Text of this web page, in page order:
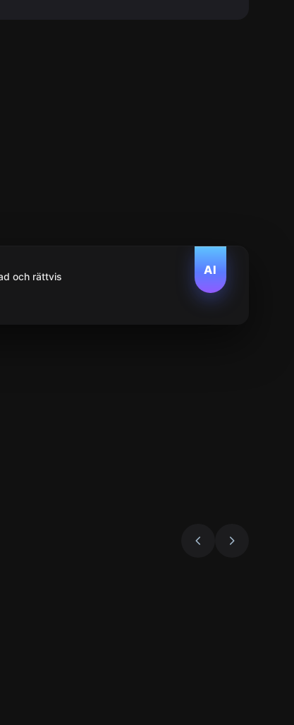
AI
och rättvis